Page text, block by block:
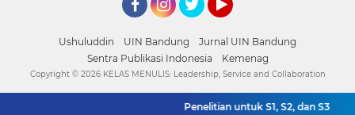
Ushuluddin UIN Bandung
Jurnal UIN Bandung
Sentra Publikasi Indonesia
Kemenag
Penelitian untuk S1, S2, dan S3
Copyright © 2026 KELAS MENULIS: Leadership, Service and Collaboration